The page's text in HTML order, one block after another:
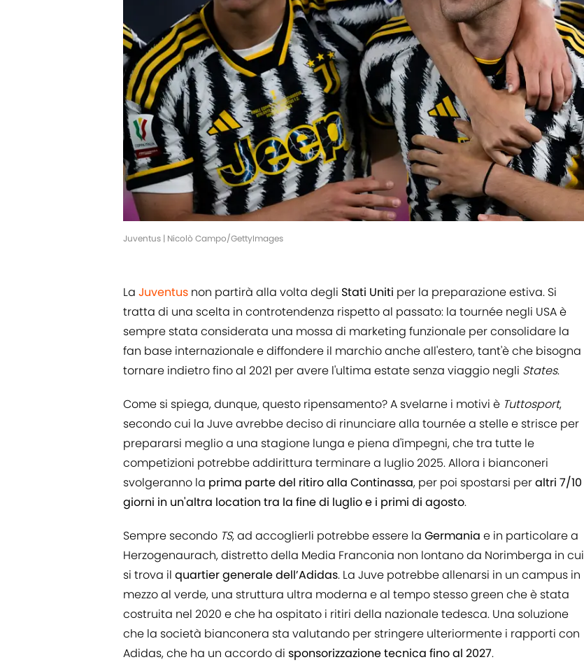
Juventus | Nicolò Campo/GettyImages
La Juventus non partirà alla volta degli Stati Uniti per la preparazione estiva. Si
tratta di una scelta in controtendenza rispetto al passato: la tournée negli USA è
sempre stata considerata una mossa di marketing funzionale per consolidare la
fan base internazionale e diffondere il marchio anche all'estero, tant'è che bisogna
tornare indietro fino al 2021 per avere l'ultima estate senza viaggio negli States.
Come si spiega, dunque, questo ripensamento? A svelarne i motivi è Tuttosport,
secondo cui la Juve avrebbe deciso di rinunciare alla tournée a stelle e strisce per
prepararsi meglio a una stagione lunga e piena d'impegni, che tra tutte le
competizioni potrebbe addirittura terminare a luglio 2025. Allora i bianconeri
svolgeranno la prima parte del ritiro alla Continassa, per poi spostarsi peraltri 7/10
giorni in un'altra location tra la fine di luglio e i primi di agosto.
Sempre secondo TS, ad accoglierli potrebbe essere la Germania e in particolare a
Herzogenaurach, distretto della Media Franconia non lontano da Norimberga in cui
si trova il quartier generale dell’Adidas. La Juve potrebbe allenarsi in un campus in
mezzo al verde, una struttura ultra moderna e al tempo stesso green che è stata
costruita nel 2020 e che ha ospitato i ritiri della nazionale tedesca. Una soluzione
che la società bianconera sta valutando per stringere ulteriormente i rapporti con
Adidas, che ha un accordo di sponsorizzazione tecnica fino al 2027.